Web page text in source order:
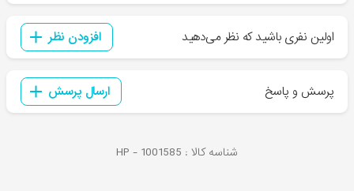
اولین نفری باشید که نظر می‌دهید افزودن نظر
پرسش و پاسخ ارسال پرسش
شناسه کالا : HP - 1001585